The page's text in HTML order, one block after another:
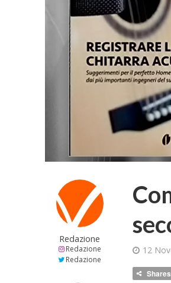
Redazione
Redazione
Redazione
12
Shares